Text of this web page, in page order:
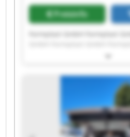
Preisinfo
Formplast GmbH Formplast
Formplast GmbH Formplast
GmbH Formplast GmbH
Formplast GmbH Formplast
GmbH Formplast GmbH